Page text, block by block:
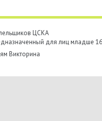
ЦСКА
для лиц младше
Викторина